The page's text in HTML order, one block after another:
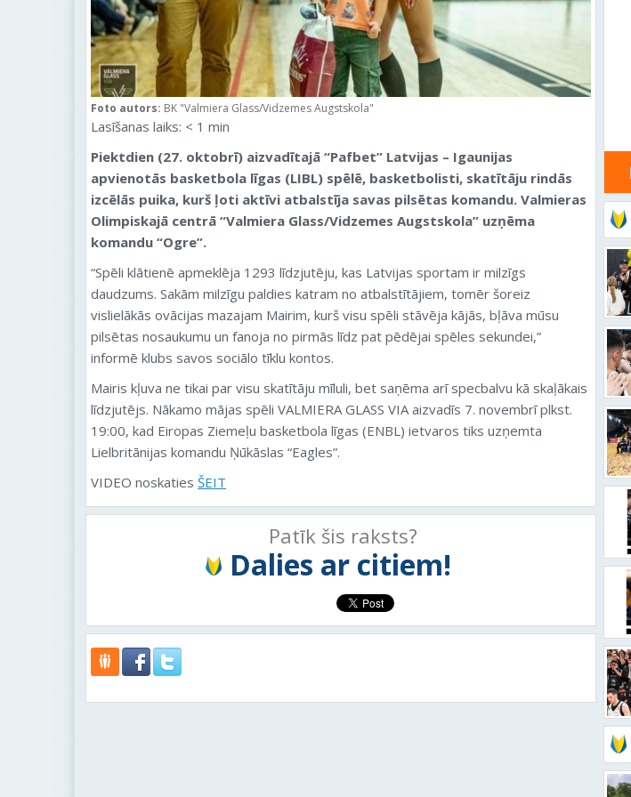
Foto autors: BK "Valmiera Glass/Vidzemes Augstskola"
Lasīšanas laiks: < 1 min
Piektdien (27. oktobrī) aizvadītajā “Pafbet” Latvijas – Igaunijas
apvienotās basketbola līgas (LIBL) spēlē, basketbolisti, skatītāju rindās
izcēlās puika, kurš ļoti aktīvi atbalstīja savas pilsētas komandu. Valmieras
Olimpiskajā centrā “Valmiera Glass/Vidzemes Augstskola” uzņēma
komandu “Ogre”.
“Spēli klātienē apmeklēja 1293 līdzjutēju, kas Latvijas sportam ir milzīgs
daudzums. Sakām milzīgu paldies katram no atbalstītājiem, tomēr šoreiz
vislielākās ovācijas mazajam Mairim, kurš visu spēli stāvēja kājās, bļāva mūsu
pilsētas nosaukumu un fanoja no pirmās līdz pat pēdējai spēles sekundei,”
informē klubs savos sociālo tīklu kontos.
Mairis kļuva ne tikai par visu skatītāju mīluli, bet saņēma arī specbalvu kā skaļākais
līdzjutējs. Nākamo mājas spēli VALMIERA GLASS VIA aizvadīs 7. novembrī plkst.
19:00, kad Eiropas Ziemeļu basketbola līgas (ENBL) ietvaros tiks uzņemta
Lielbritānijas komandu Ņūkāslas “Eagles”.
VIDEO noskaties ŠEIT
Patīk šis raksts?
Dalies ar citiem!